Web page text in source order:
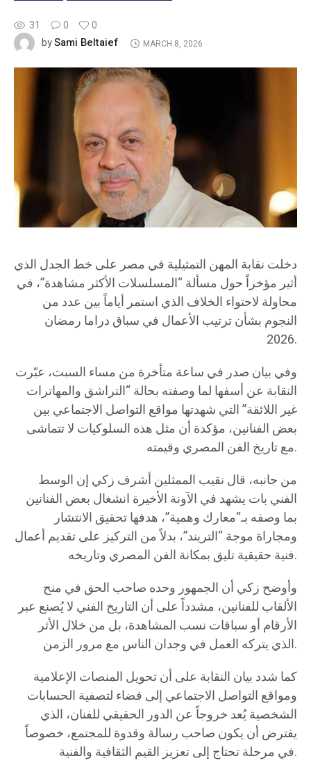
31 0
0
bySami Beltaief MARCH 8, 2026
دخلت نقابة المهن التمثيلية في مصر على خط الجدل الذي
أثير مؤخراً حول مسألة “المسلسلات الأكثر مشاهدة”، في
محاولة لاحتواء الخلاف الذي استمر أياماً بين عدد من
النجوم بشأن ترتيب الأعمال في سباق دراما رمضان
2026.
وفي بيان صدر في ساعة متأخرة من مساء السبت، عبّرت
النقابة عن أسفها لما وصفته بحالة “التراشق والمهاترات
غير اللائقة” التي شهدتها مواقع التواصل الاجتماعي بين
بعض الفنانين، مؤكدة أن مثل هذه السلوكيات لا تتماشى
مع تاريخ الفن المصري وقيمته.
من جانبه، قال نقيب الممثلين أشرف زكي إن الوسط
الفني بات يشهد في الآونة الأخيرة انشغال بعض الفنانين
بما وصفه بـ“معارك وهمية”، هدفها تحقيق الانتشار
ومجاراة موجة “التريند”، بدلاً من التركيز على تقديم أعمال
فنية حقيقية تليق بمكانة الفن المصري وتاريخه.
وأوضح زكي أن الجمهور وحده صاحب الحق في منح
الألقاب للفنانين، مشدداً على أن التاريخ الفني لا يُصنع عبر
الأرقام أو سباقات نسب المشاهدة، بل من خلال الأثر
الذي يتركه العمل في وجدان الناس مع مرور الزمن.
كما شدد بيان النقابة على أن تحويل المنصات الإعلامية
ومواقع التواصل الاجتماعي إلى فضاء لتصفية الحسابات
الشخصية يُعد خروجاً عن الدور الحقيقي للفنان، الذي
يفترض أن يكون صاحب رسالة وقدوة للمجتمع، خصوصاً
في مرحلة تحتاج إلى تعزيز القيم الثقافية والفنية.